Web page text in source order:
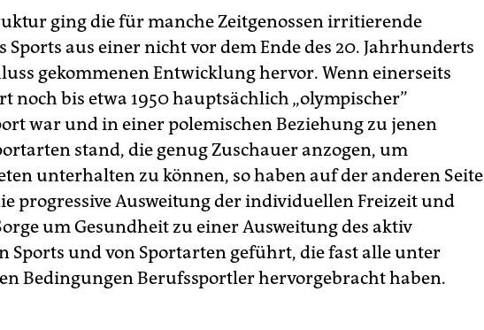
ging die für manche Zeitgenossen irritierende
Sports aus einer nicht vor dem Ende des 20. Jahrhunderts
gekommenen Entwicklung hervor. Wenn einerseits
noch bis etwa 1950 hauptsächlich „olympischer”
war und in einer polemischen Beziehung zu jenen
stand, die genug Zuschauer anzogen, um
unterhalten zu können, so haben auf der anderen Seite
progressive Ausweitung der individuellen Freizeit und
um Gesundheit zu einer Ausweitung des aktiv
Sports und von Sportarten geführt, die fast alle unter
Bedingungen Berufssportler hervorgebracht haben.